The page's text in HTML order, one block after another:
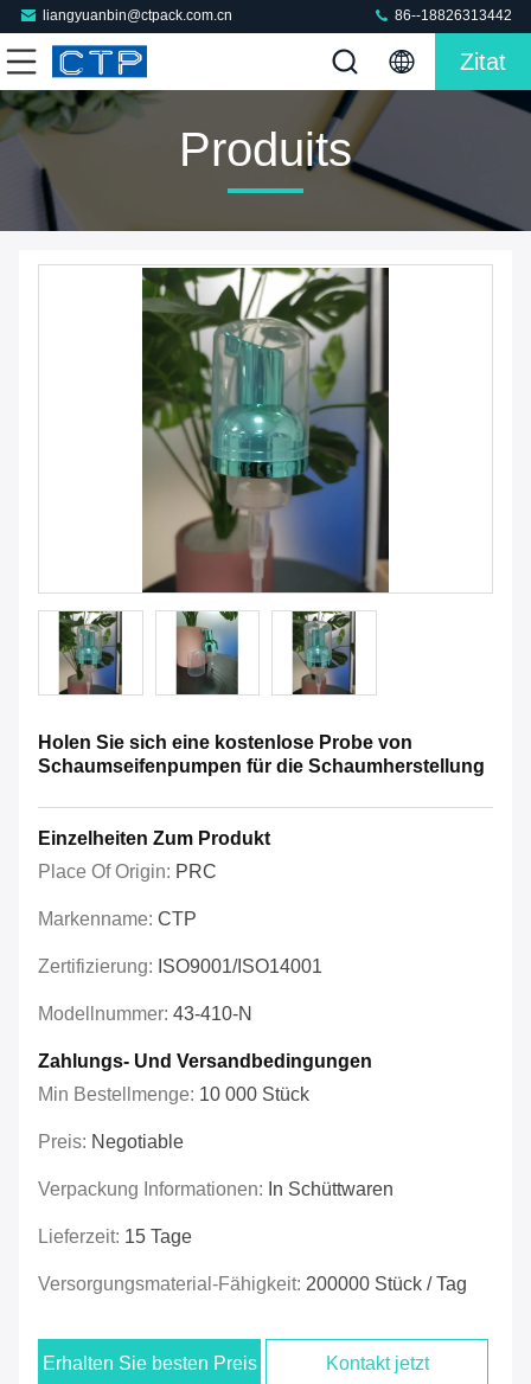
liangyuanbin@ctpack.com.cn 86--18826313442
Zitat
Produits
Holen Sie sich eine kostenlose Probe von
Schaumseifenpumpen für die Schaumherstellung
Einzelheiten Zum Produkt
Place Of Origin: PRC
Markenname: CTP
Zertifizierung: ISO9001/ISO14001
Modellnummer: 43-410-N
Zahlungs- Und Versandbedingungen
Min Bestellmenge: 10 000 Stück
Preis: Negotiable
Verpackung Informationen: In Schüttwaren
Lieferzeit: 15 Tage
Versorgungsmaterial-Fähigkeit: 200000 Stück / Tag
Erhalten Sie besten Preis Kontakt jetzt